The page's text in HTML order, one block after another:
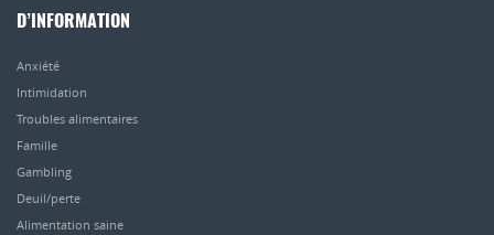
D’INFORMATION
Anxiété
Intimidation
Troubles alimentaires
Famille
Gambling
Deuil/perte
Alimentation saine